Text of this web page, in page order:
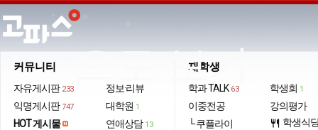
으로 보기
커뮤니티
자유게시판 233
익명게시판 747
HOT 게시물
정보·리뷰
대학원 1
연애상담 13
재학생
학과 TALK 63
이중전공
└ 쿠플라이
학생회 1
강의평가
restaurant 학생식